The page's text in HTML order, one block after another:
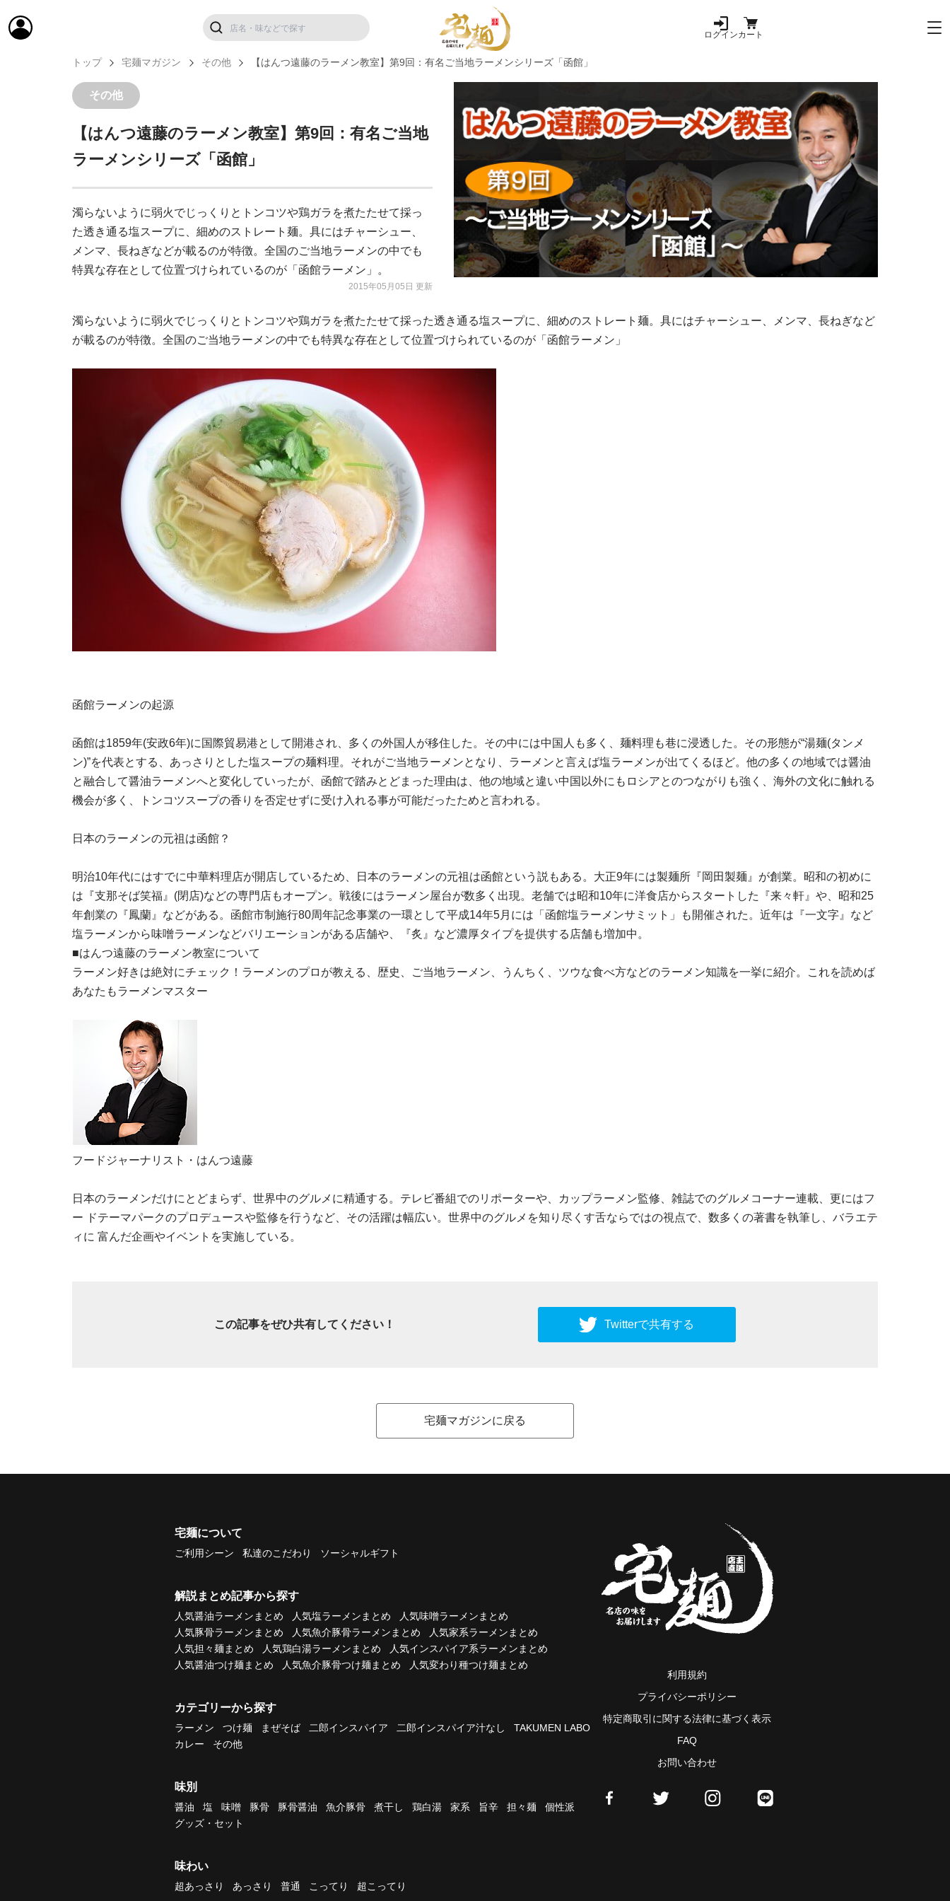
ログインカート
トップ 宅麺マガジン その他 【はんつ遠藤のラーメン教室】第9回：有名ご当地ラーメンシリーズ「函館」
その他
【はんつ遠藤のラーメン教室】第9回：有名ご当地
ラーメンシリーズ「函館」
濁らないように弱火でじっくりとトンコツや鶏ガラを煮たたせて採っ
た透き通る塩スープに、細めのストレート麺。具にはチャーシュー、
メンマ、長ねぎなどが載るのが特徴。全国のご当地ラーメンの中でも
特異な存在として位置づけられているのが「函館ラーメン」。
2015年05月05日 更新
濁らないように弱火でじっくりとトンコツや鶏ガラを煮たたせて採った透き通る塩スープに、細めのストレート麺。具にはチャーシュー、メンマ、長ねぎなど
が載るのが特徴。全国のご当地ラーメンの中でも特異な存在として位置づけられているのが「函館ラーメン」
函館ラーメンの起源
函館は1859年(安政6年)に国際貿易港として開港され、多くの外国人が移住した。その中には中国人も多く、麺料理も巷に浸透した。その形態が“湯麺(タンメ
ン)”を代表とする、あっさりとした塩スープの麺料理。それがご当地ラーメンとなり、ラーメンと言えば塩ラーメンが出てくるほど。他の多くの地域では醤油
と融合して醤油ラーメンへと変化していったが、函館で踏みとどまった理由は、他の地域と違い中国以外にもロシアとのつながりも強く、海外の文化に触れる
機会が多く、トンコツスープの香りを否定せずに受け入れる事が可能だったためと言われる。
日本のラーメンの元祖は函館？
明治10年代にはすでに中華料理店が開店しているため、日本のラーメンの元祖は函館という説もある。大正9年には製麺所『岡田製麺』が創業。昭和の初めに
は『支那そば笑福』(閉店)などの専門店もオープン。戦後にはラーメン屋台が数多く出現。老舗では昭和10年に洋食店からスタートした『来々軒』や、昭和25
年創業の『鳳蘭』などがある。函館市制施行80周年記念事業の一環として平成14年5月には「函館塩ラーメンサミット」も開催された。近年は『一文字』など
塩ラーメンから味噌ラーメンなどバリエーションがある店舗や、『炙』など濃厚タイプを提供する店舗も増加中。
■はんつ遠藤のラーメン教室について
ラーメン好きは絶対にチェック！ラーメンのプロが教える、歴史、ご当地ラーメン、うんちく、ツウな食べ方などのラーメン知識を一挙に紹介。これを読めば
あなたもラーメンマスター
フードジャーナリスト・はんつ遠藤
日本のラーメンだけにとどまらず、世界中のグルメに精通する。テレビ番組でのリポーターや、カップラーメン監修、雑誌でのグルメコーナー連載、更にはフ
ー ドテーマパークのプロデュースや監修を行うなど、その活躍は幅広い。世界中のグルメを知り尽くす舌ならではの視点で、数多くの著書を執筆し、バラエテ
ィに 富んだ企画やイベントを実施している。
この記事をぜひ共有してください！ Twitterで共有する
宅麺マガジンに戻る
宅麺について
ご利用シーン 私達のこだわり ソーシャルギフト
解説まとめ記事から探す
人気醤油ラーメンまとめ 人気塩ラーメンまとめ
人気味噌ラーメンまとめ
人気豚骨ラーメンまとめ
人気魚介豚骨ラーメンまとめ
人気家系ラーメンまとめ
人気担々麺まとめ
人気鶏白湯ラーメンまとめ
人気インスパイア系ラーメンまとめ
人気醤油つけ麺まとめ
人気魚介豚骨つけ麺まとめ 人気変わり種つけ麺まとめ
カテゴリーから探す
ラーメン つけ麺 まぜそば 二郎インスパイア 二郎インスパイア汁なし
TAKUMEN LABO
カレー
その他
味別
醤油 塩 味噌 豚骨 豚骨醤油 魚介豚骨 煮干し 鶏白湯 家系 旨辛 担々麺
個性派
グッズ・セット
味わい
超あっさり あっさり 普通 こってり 超こってり
利用規約
プライバシーポリシー
特定商取引に関する法律に基づく表示
FAQ
お問い合わせ